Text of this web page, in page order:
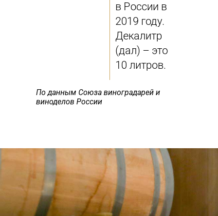
в России в
2019 году.
Декалитр
(дал) – это
10 литров.
По данным Союза виноградарей и
виноделов России